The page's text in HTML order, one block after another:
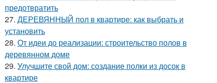
предотвратить
27. ДЕРЕВЯННЫЙ пол в квартире: как выбрать и
установить
28. От идеи до реализации: строительство полов в
деревянном доме
29. Улучшите свой дом: создание полки из досок в
квартире